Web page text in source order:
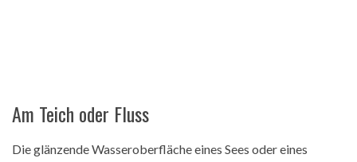
Am Teich oder Fluss
Die glänzende Wasseroberfläche eines Sees oder eines